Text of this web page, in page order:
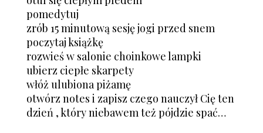
pomedytuj
zrób 15 minutową sesję jogi przed snem
poczytaj książkę
rozwieś w salonie choinkowe lampki
ubierz ciepłe skarpety
włóż ulubiona piżamę
otwórz notes i zapisz czego nauczył Cię ten
dzień , który niebawem też pójdzie spać…